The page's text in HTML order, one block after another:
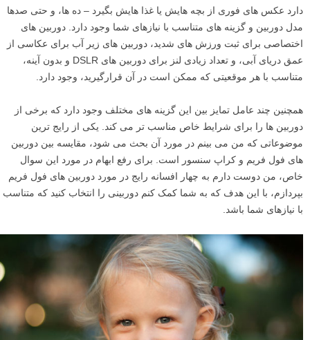
دارد عکس های فوری از بچه هایش یا غذا هایش بگیرد – ده ها، و حتی صدها
مدل دوربین و گزینه های متناسب با نیازهای شما وجود دارد. دوربین های
اختصاصی برای ثبت ورزش های شدید، دوربین های زیر آب برای عکاسی از
عمق دریای آبی، و تعداد زیادی لنز برای دوربین های DSLR و بدون آینه،
متناسب با هر موقعیتی که ممکن است در آن قرارگیرید، وجود دارد.
همچنین چند عامل تمایز بین این گزینه های مختلف وجود دارد که برخی از
دوربین ها را برای شرایط خاص مناسب تر می کند. یکی از رایج ترین
موضوعاتی که من می بینم در مورد آن بحث می شود، مقایسه بین دوربین
های فول فریم و کراپ سنسور است. برای رفع ابهام در مورد این سوال
خاص، من دوست دارم به چهار افسانه رایج در مورد دوربین های فول فریم
بپردازم، با این هدف که به شما کمک کنم دوربینی را انتخاب کنید که متناسب
با نیازهای شما باشد.